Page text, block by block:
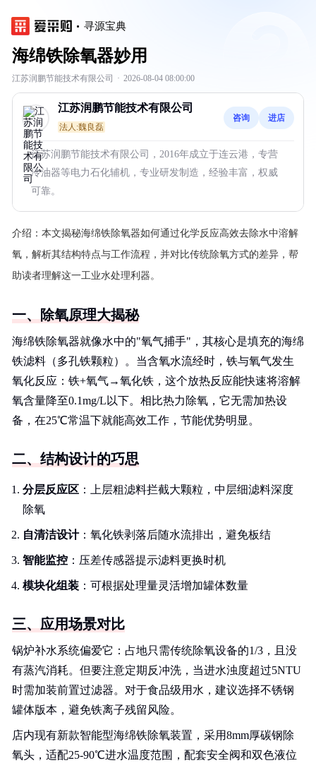
寻源宝典
海绵铁除氧器妙用
江苏润鹏节能技术有限公司 · 2026-08-04 08:00:00
江苏润鹏节能技术有限公司
法人:魏良磊
咨询 进店
江苏润鹏节能技术有限公司，2016年成立于连云港，专营
冷油器等电力石化辅机，专业研发制造，经验丰富，权威
可靠。
介绍： 本文揭秘海绵铁除氧器如何通过化学反应高效去除水中溶解
氧，解析其结构特点与工作流程，并对比传统除氧方式的差异，帮
助读者理解这一工业水处理利器。
一、除氧原理大揭秘
海绵铁除氧器就像水中的"氧气捕手"，其核心是填充的海绵
铁滤料（多孔铁颗粒）。当含氧水流经时，铁与氧气发生
氧化反应：铁+氧气→氧化铁，这个放热反应能快速将溶解
氧含量降至0.1mg/L以下。相比热力除氧，它无需加热设
备，在25℃常温下就能高效工作，节能优势明显。
二、结构设计的巧思
分层反应区 ：上层粗滤料拦截大颗粒，中层细滤料深度
除氧
自清洁设计：氧化铁剥落后随水流排出，避免板结
智能监控 ：压差传感器提示滤料更换时机
模块化组装 ：可根据处理量灵活增加罐体数量
三、应用场景对比
锅炉补水系统偏爱它：占地只需传统除氧设备的1/3，且没
有蒸汽消耗。但要注意定期反冲洗，当进水浊度超过5NTU
时需加装前置过滤器。对于食品级用水，建议选择不锈钢
罐体版本，避免铁离子残留风险。
店内现有新款智能型海绵铁除氧装置，采用8mm厚碳钢除
氧头，适配25-90℃进水温度范围，配套安全阀和双色液位